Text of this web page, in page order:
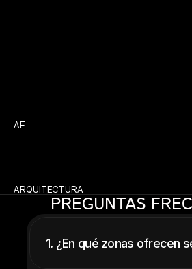
AE
ARQUITECTURA
PREGUNTAS
1. ¿En qué zonas ofrecen